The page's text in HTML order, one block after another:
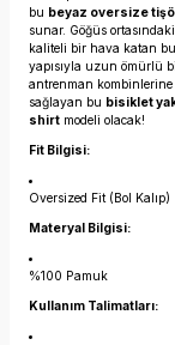
bu beyaz oversize
sunar. Göğüs
kaliteli bir hava katan bu
yapısıyla uzun ömürlü
antrenman
sağlayan bu bisiklet
shirt modeli olacak!
Fit Bilgisi:
Oversized Fit (Bol Kalıp)
Materyal Bilgisi:
%100 Pamuk
Kullanım Talimatları: